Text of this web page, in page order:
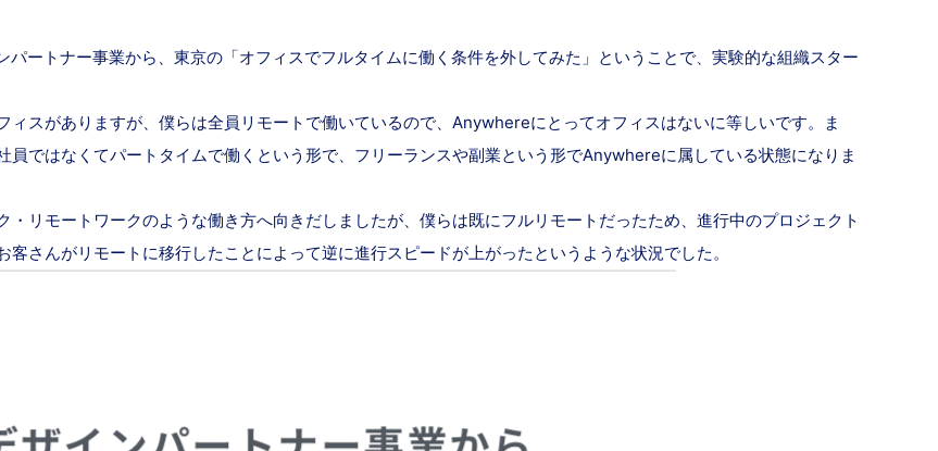
ートナー事業から、東京の「オフィスでフルタイムに働く条件を外してみた」ということで、実験的な組織スター
スがありますが、僕らは全員リモートで働いているので、Anywhereにとってオフィスはないに等しいです。ま
ではなくてパートタイムで働くという形で、フリーランスや副業という形でAnywhereに属している状態になりま
リモートワークのような働き方へ向きだしましたが、僕らは既にフルリモートだったため、進行中のプロジェクト
さんがリモートに移行したことによって逆に進行スピードが上がったというような状況でした。